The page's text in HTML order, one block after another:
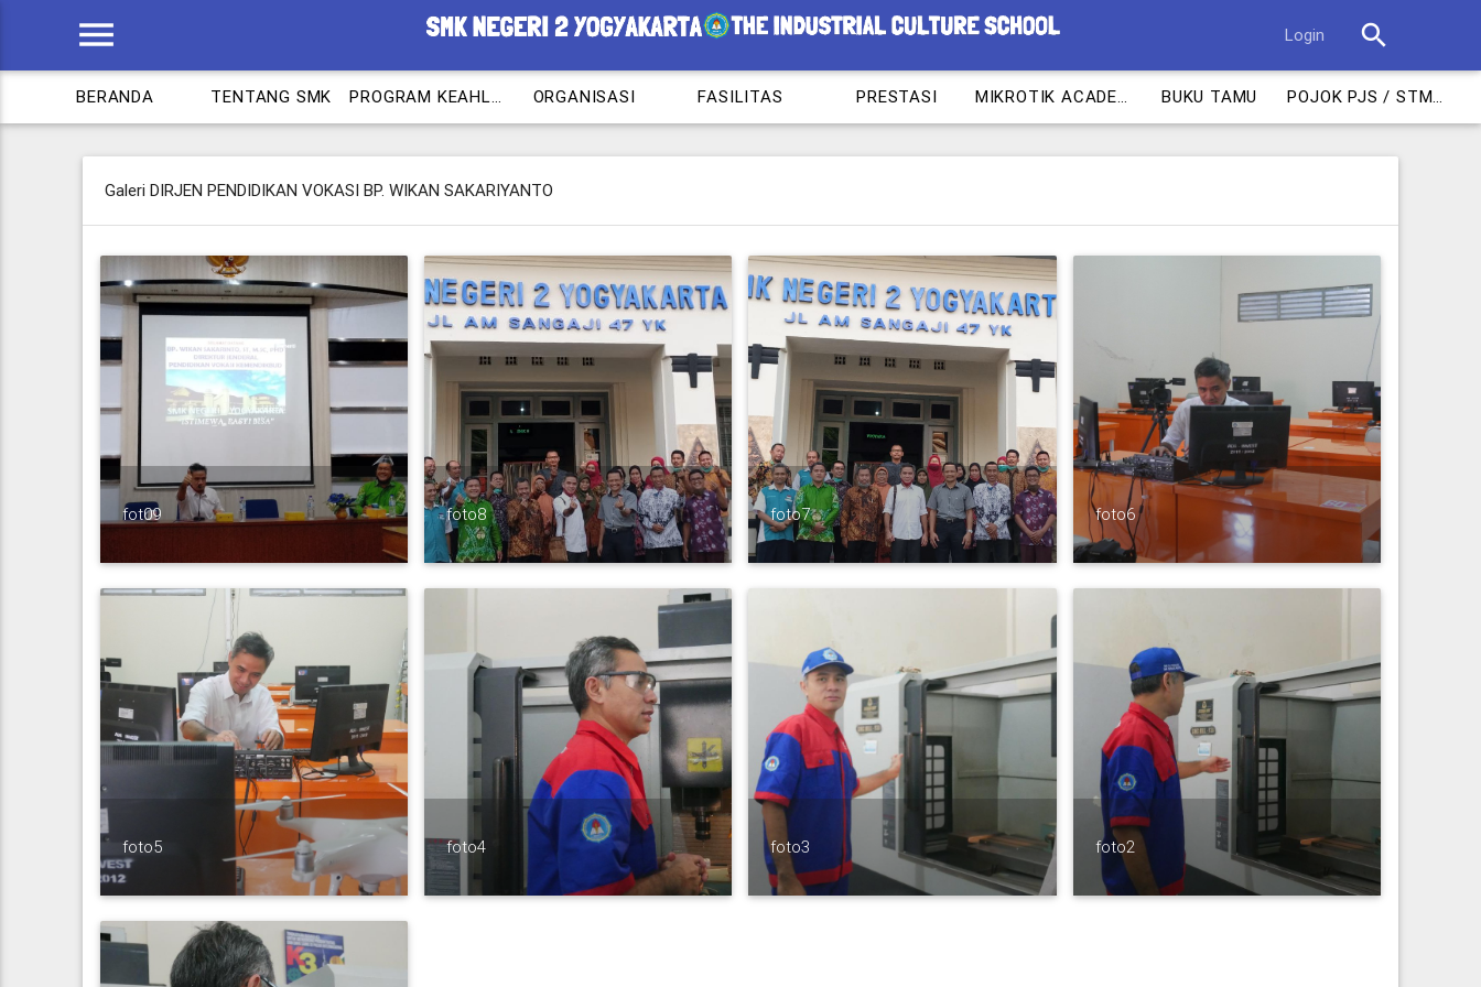
Login search
menu
BERANDA TENTANG SMK PROGRAM KEAHLIAN ORGANISASI FASILITAS PRESTASI MIKROTIK ACADEMY BUKU TAMU POJOK PJS / STM 1
Galeri DIRJEN PENDIDIKAN VOKASI BP. WIKAN SAKARIYANTO
fot09 foto8 foto7 foto6
foto5 foto4 foto3 foto2